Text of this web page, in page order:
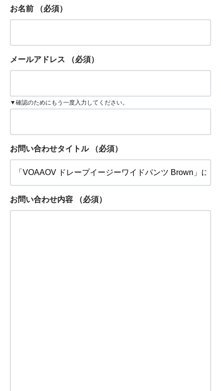
お名前 （必須）
メールアドレス （必須）
▼確認のためにもう一度入力してください。
お問い合わせタイトル （必須）
お問い合わせ内容 （必須）